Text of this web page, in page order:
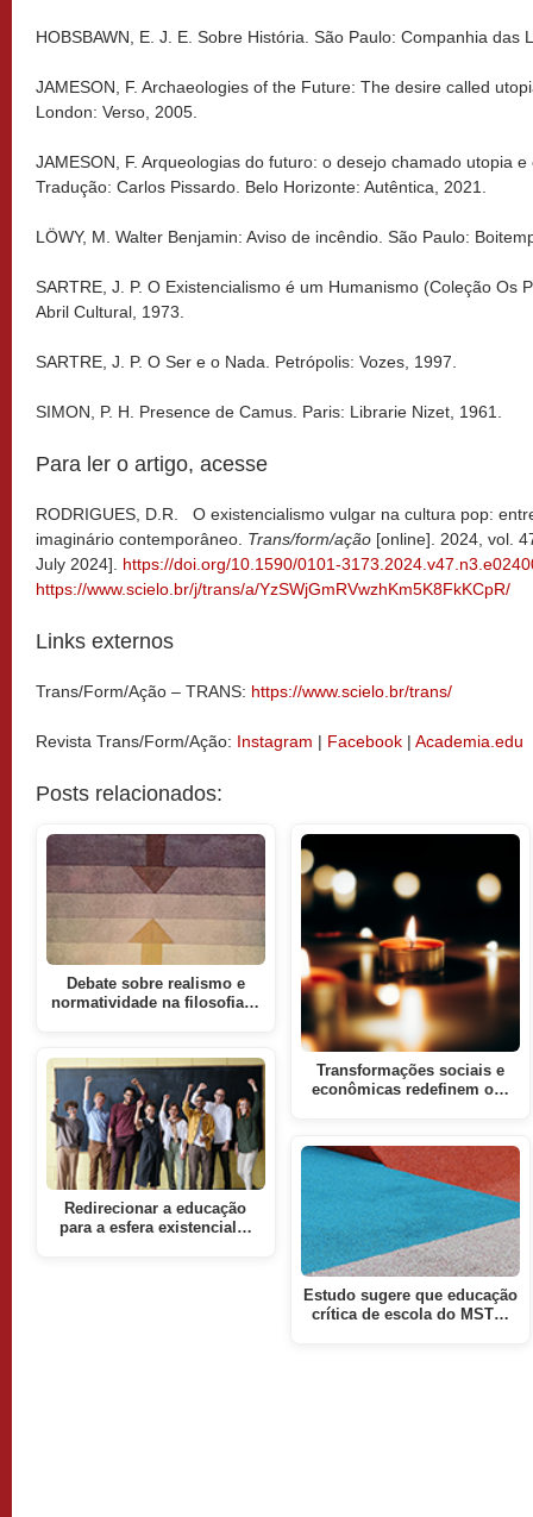
HOBSBAWN, E. J. E. Sobre História. São Paulo: Companhia das
JAMESON, F. Archaeologies of the Future: The desire called
London: Verso, 2005.
JAMESON, F. Arqueologias do futuro: o desejo chamado utopia
Tradução: Carlos Pissardo. Belo Horizonte: Autêntica, 2021.
LÖWY, M. Walter Benjamin: Aviso de incêndio. São Paulo:
SARTRE, J. P. O Existencialismo é um Humanismo (Coleção Os
Abril Cultural, 1973.
SARTRE, J. P. O Ser e o Nada. Petrópolis: Vozes, 1997.
SIMON, P. H. Presence de Camus. Paris: Librarie Nizet, 1961.
Para ler o artigo, acesse
RODRIGUES, D.R. O existencialismo vulgar na cultura pop:
imaginário contemporâneo. Trans/form/ação [online]. 2024, vol.
July 2024]. https://doi.org/10.1590/0101-
https://www.scielo.br/j/trans/a/YzSWjGmRVwzhKm5K8FkKCpR/
Links externos
Trans/Form/Ação – TRANS: https://www.scielo.br/trans/
Revista Trans/Form/Ação: Instagram | Facebook | Academia.edu
Posts relacionados:
Debate sobre realismo e
normatividade na filosofia…
Redirecionar a educação
para a esfera existencial…
Transformações sociais e
econômicas redefinem o…
Estudo sugere que educação
crítica de escola do MST…